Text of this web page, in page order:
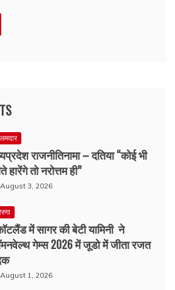
राजनीतिनामा – दतिया “कोई भी
हारेंगे तो नरोत्तम ही”
August 3, 2026
में सागर की बेटी यामिनी ने
गेम्स 2026 में जूडो में जीता रजत
August 1, 2026